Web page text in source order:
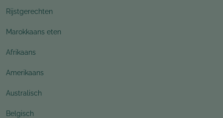
Rijstgerechten
Marokkaans eten
Afrikaans
Amerikaans
Australisch
Belgisch